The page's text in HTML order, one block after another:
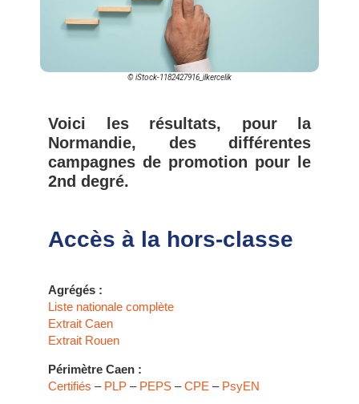
© iStock-1182427916_ilkercelik
Voici les résultats, pour la
Normandie, des différentes
campagnes de promotion pour le
2nd degré.
Accès à la hors-classe
Agrégés :
Liste nationale complète
Extrait Caen
Extrait Rouen
Périmètre Caen :
Certifiés – PLP – PEPS –CPE – PsyEN